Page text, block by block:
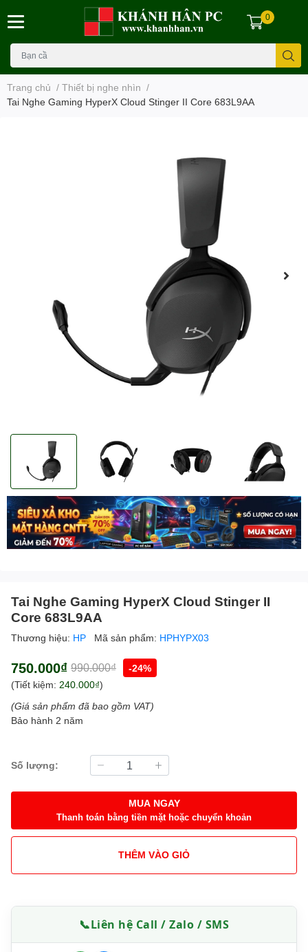
0
Trang chủ / Thiết bị nghe nhìn /
Tai Nghe Gaming HyperX Cloud Stinger II Core 683L9AA
Tai Nghe Gaming HyperX Cloud Stinger II
Core 683L9AA
Thương hiệu: HP Mã sản phẩm: HPHYPX03
750.000₫ 990.000₫
-24%
(Tiết kiệm: 240.000₫)
(Giá sản phẩm đã bao gồm VAT)
Bảo hành 2 năm
Số lượng:
MUA NGAY
Thanh toán bằng tiền mặt hoặc chuyển khoản
THÊM VÀO GIỎ
📞Liên hệ Call / Zalo / SMS